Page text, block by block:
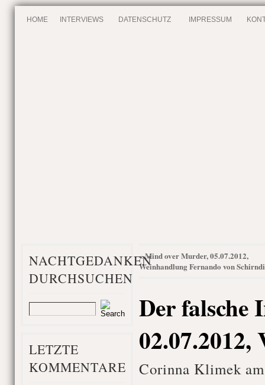
HOME INTERVIEWS DATENSCHUTZ IMPRESSUM
NACHTGEDANKEN
DURCHSUCHEN
LETZTE
KOMMENTARE
«Mind over Murder, 05.07.2012,
Weinhandlung Fernando von
Der falsche
02.07.2012,
Corinna Klimek